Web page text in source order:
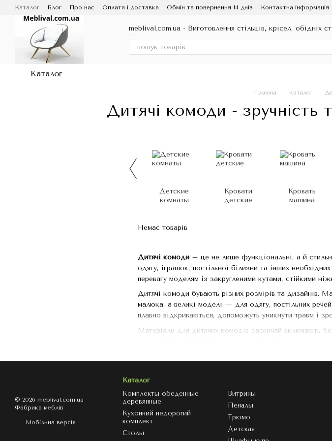
Перейти до основного контенту
Каталог Блог Про нас Оплата і доставка Обмін та повернення 14 днів Контактна інформація
Договір публічної оферти
meblival.com.ua - Виготовлення стільців, крісел, обідніх
Каталог
Головна Каталог
Дитячі комоди - зручність
Детские
комнаты
Кровати
детские
Кровать
машина
Дитячі комоди – це не лише функціональні, а й
одягу, іграшок, постільної білизни та інших
перевагу моделям із закругленими кутами, стійкими
Дитячі комоди бувають різних розмірів та дизайнів.
малюка, а великі моделі — для одягу, постільних
плавно відкриваються, допоможуть уникнути травм і
Матеріали для дитячих комодів зазвичай включають
дитячої.
Переваги дитячих комодів:
Просторі та зручні ящики для зберігання.
Безпечні та якісні матеріали.
Різноманітність дизайнів та кольорів.
Зручність використання для батьків та дітей.
Немає товарів
© 2026 meblival.com.ua
Фабрика меблів
Мобільна версія
Каталог
Комплекты обеденные
деревянные
Кухонний недорогий
комплект
Столы
Витрины
Пеналы
Трюмо
Детская